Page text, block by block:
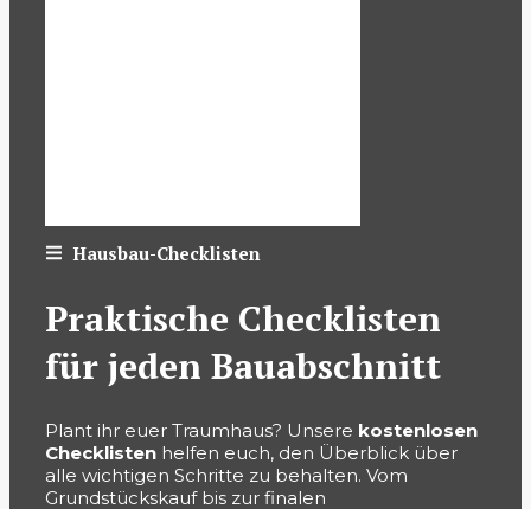
Hausbau-Checklisten
Praktische Checklisten
für jeden Bauabschnitt
Plant ihr euer Traumhaus? Unsere kostenlosen
Checklisten helfen euch, den Überblick über
alle wichtigen Schritte zu behalten. Vom
Grundstückskauf bis zur finalen